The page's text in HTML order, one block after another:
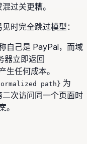
过关更糟。
时完全跳过模型：
己是 PayPal，而域
器立即返回
生任何成本。
path} 为
次访问同一个页面时
。